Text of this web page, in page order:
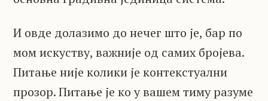
И овде долазимо до нечег што је, бар по
мом искуству, важније од самих бројева.
Питање није колики је контекстуални
прозор. Питање је ко у вашем тиму разуме